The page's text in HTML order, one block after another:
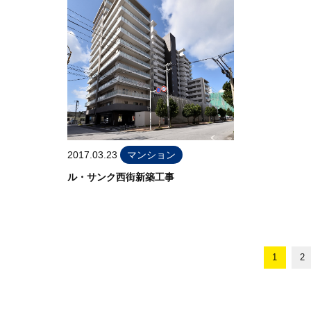
2017.03.23
マンション
ル・サンク西街新築工事
1 2